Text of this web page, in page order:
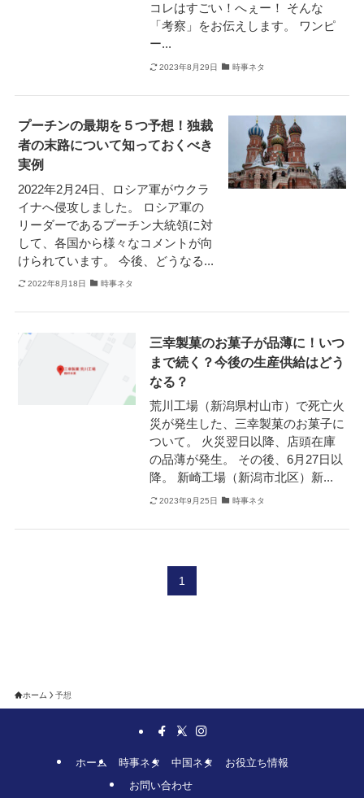
コレはすごい！へぇー！ そんな
「考察」をお伝えします。 ワンピ
ー...
2023年8月29日 時事ネタ
プーチンの最期を５つ予想！独裁
者の末路について知っておくべき
実例
2022年2月24日、ロシア軍がウクラ
イナへ侵攻しました。 ロシア軍の
リーダーであるプーチン大統領に対
して、各国から様々なコメントが向
けられています。 今後、どうなる...
2022年8月18日 時事ネタ
三幸製菓のお菓子が品薄に！いつ
まで続く？今後の生産供給はどう
なる？
荒川工場（新潟県村山市）で死亡火
災が発生した、三幸製菓のお菓子に
ついて。 火災翌日以降、店頭在庫
の品薄が発生。 その後、6月27日以
降。 新崎工場（新潟市北区）新...
2023年9月25日 時事ネタ
1
ホーム 予想
ホーム 時事ネタ 中国ネタ
お役立ち情報
お問い合わせ